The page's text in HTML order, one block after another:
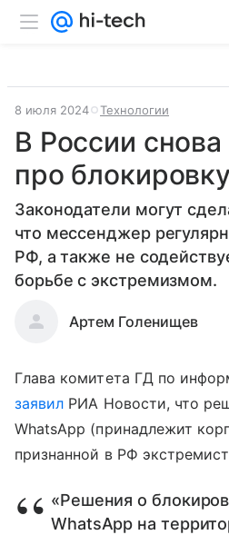
8 июля 2024 Технологии
В России
про
Законодатели могут
что мессенджер
РФ, а также не
борьбе с экстремизмом.
Артем Голенищев
Глава комитета ГД по
заявил РИА Новости, что
WhatsApp (принадлежит
признанной в РФ
«Решения о
WhatsApp на